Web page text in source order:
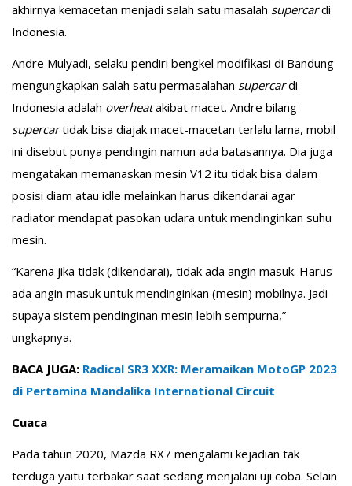
akhirnya kemacetan menjadi salah satu masalah supercardi
Indonesia.
Andre Mulyadi, selaku pendiri bengkel modifikasi di Bandung
mengungkapkan salah satu permasalahan supercardi
Indonesia adalah overheatakibat macet. Andre bilang
supercartidak bisa diajak macet-macetan terlalu lama, mobil
ini disebut punya pendingin namun ada batasannya. Dia juga
mengatakan memanaskan mesin V12 itu tidak bisa dalam
posisi diam atau idle melainkan harus dikendarai agar
radiator mendapat pasokan udara untuk mendinginkan suhu
mesin.
“Karena jika tidak (dikendarai), tidak ada angin masuk. Harus
ada angin masuk untuk mendinginkan (mesin) mobilnya. Jadi
supaya sistem pendinginan mesin lebih sempurna,”
ungkapnya.
BACA JUGA: Radical SR3 XXR: Meramaikan MotoGP 2023
di Pertamina Mandalika International Circuit
Cuaca
Pada tahun 2020, Mazda RX7 mengalami kejadian tak
terduga yaitu terbakar saat sedang menjalani uji coba. Selain